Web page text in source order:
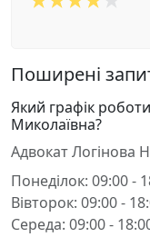
Поширені
Який графік
Миколаївна?
Адвокат Логінова
Понеділок: 09:00 -
Вівторок: 09:00 -
Середа: 09:00 -